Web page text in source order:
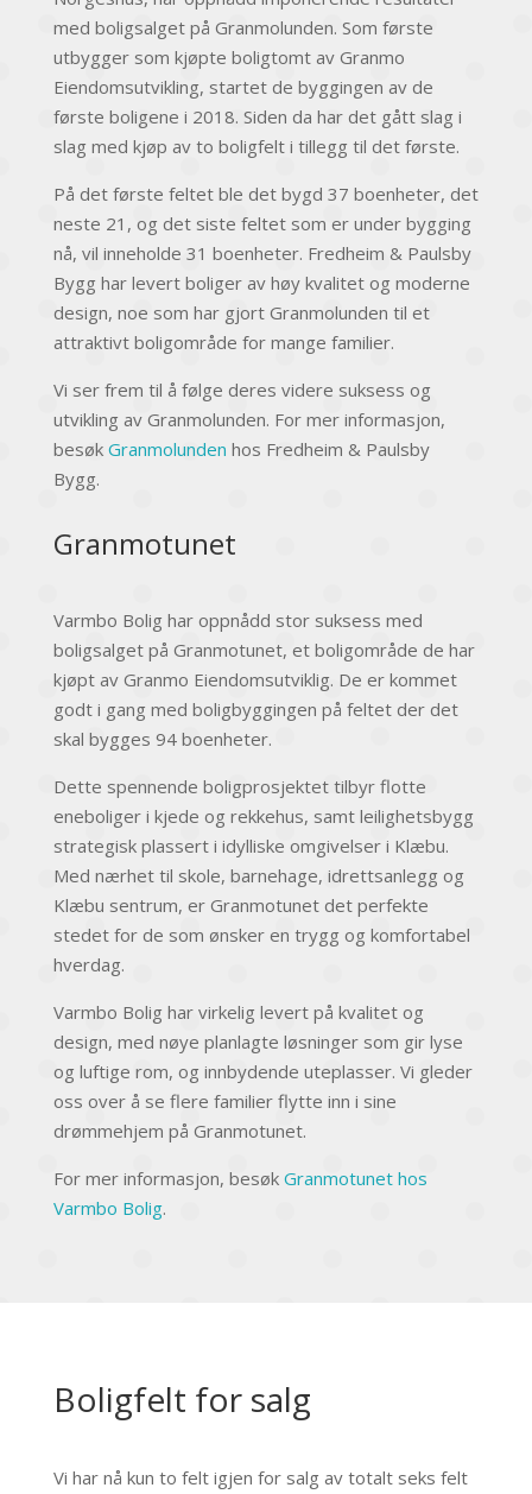
med boligsalget på Granmolunden. Som første
utbygger som kjøpte boligtomt av Granmo
Eiendomsutvikling, startet de byggingen av de
første boligene i 2018. Siden da har det gått slag i
slag med kjøp av to boligfelt i tillegg til det første.
På det første feltet ble det bygd 37 boenheter, det
neste 21, og det siste feltet som er under bygging
nå, vil inneholde 31 boenheter. Fredheim & Paulsby
Bygg har levert boliger av høy kvalitet og moderne
design, noe som har gjort Granmolunden til et
attraktivt boligområde for mange familier.
Vi ser frem til å følge deres videre suksess og
utvikling av Granmolunden. For mer informasjon,
besøk Granmolunden hos Fredheim & Paulsby
Bygg.
Granmotunet
Varmbo Bolig har oppnådd stor suksess med
boligsalget på Granmotunet, et boligområde de har
kjøpt av Granmo Eiendomsutviklig. De er kommet
godt i gang med boligbyggingen på feltet der det
skal bygges 94 boenheter.
Dette spennende boligprosjektet tilbyr flotte
eneboliger i kjede og rekkehus, samt leilighetsbygg
strategisk plassert i idylliske omgivelser i Klæbu.
Med nærhet til skole, barnehage, idrettsanlegg og
Klæbu sentrum, er Granmotunet det perfekte
stedet for de som ønsker en trygg og komfortabel
hverdag.
Varmbo Bolig har virkelig levert på kvalitet og
design, med nøye planlagte løsninger som gir lyse
og luftige rom, og innbydende uteplasser. Vi gleder
oss over å se flere familier flytte inn i sine
drømmehjem på Granmotunet.
For mer informasjon, besøk Granmotunet hos
Varmbo Bolig.
Boligfelt for salg
Vi har nå kun to felt igjen for salg av totalt seks felt